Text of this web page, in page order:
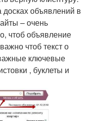
объявлений в
– очень
чтоб объявление
чтоб текст о
ключевые
, буклеты и